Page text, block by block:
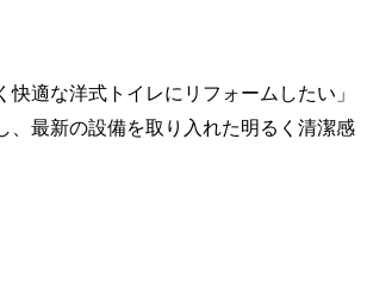
適な洋式トイレにリフォームしたい」
、最新の設備を取り入れた明るく清潔感